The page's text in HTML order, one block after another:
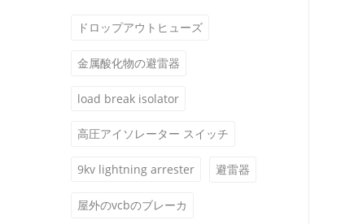
ドロップアウトヒューズ
金属酸化物の避雷器
load break isolator
高圧アイソレーター スイッチ
9kv lightning arrester 避雷器
屋外のvcbのブレーカ